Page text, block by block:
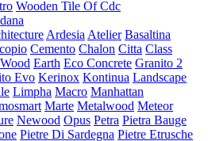
Wooden Tile Of Cdc
Ardesia Atelier Basaltina
Cemento Chalon Citta Class
Earth Eco Concrete Granito 2
Evo Kerinox Kontinua Landscape
Limpha Macro Manhattan
Marte Metalwood Meteor
Newood Opus Petra Pietra Bauge
Pietre Di Sardegna Pietre Etrusche